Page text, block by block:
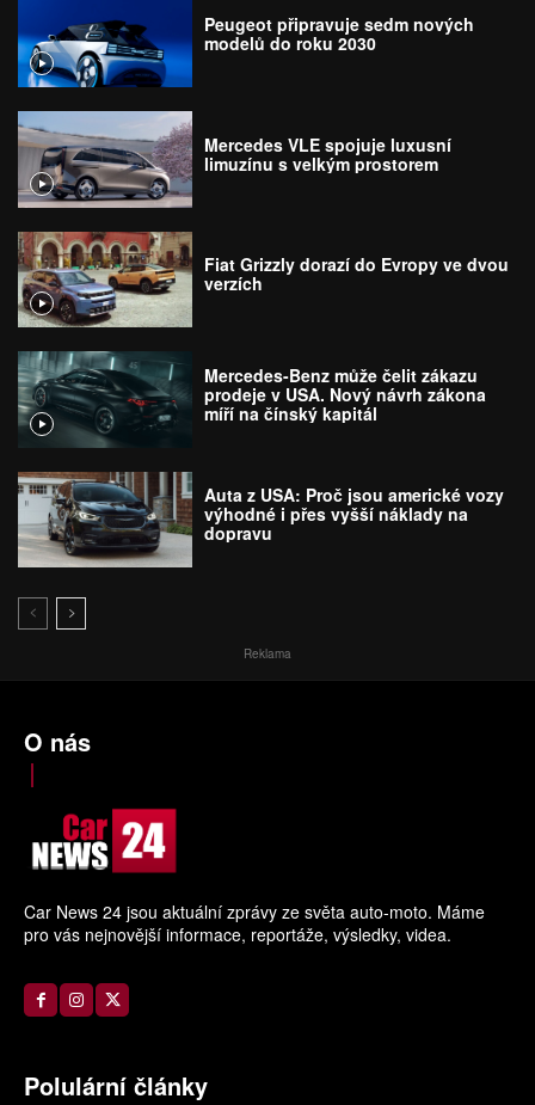
Peugeot připravuje sedm nových
modelů do roku 2030
Mercedes VLE spojuje luxusní
limuzínu s velkým prostorem
Fiat Grizzly dorazí do Evropy ve dvou
verzích
Mercedes-Benz může čelit zákazu
prodeje v USA. Nový návrh zákona
míří na čínský kapitál
Auta z USA: Proč jsou americké vozy
výhodné i přes vyšší náklady na
dopravu
Reklama
O nás
Car News 24 jsou aktuální zprávy ze světa auto-moto. Máme
pro vás nejnovější informace, reportáže, výsledky, videa.
Polulární články